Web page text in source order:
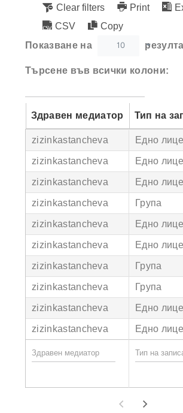
Clear filters Print
CSV
Copy
Показване на
10
Търсене във всички колони:
Здравен медиатор Тип на
zizinkastancheva Едно лице
zizinkastancheva Едно лице
zizinkastancheva Едно лице
zizinkastancheva Група
zizinkastancheva Едно лице
zizinkastancheva Едно лице
zizinkastancheva Група
zizinkastancheva Група
zizinkastancheva Едно лице
zizinkastancheva Едно лице